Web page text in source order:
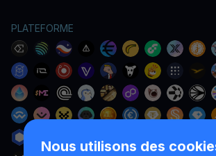
Nous utilisons des
PLATEFORME